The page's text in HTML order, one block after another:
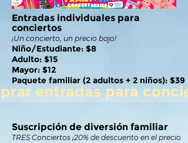
Entradas individuales para
conciertos
¡Un concierto, un precio bajo!
Niño/Estudiante: $8
Adulto: $15
Mayor: $12
Paquete familiar (2 adultos + 2 niños): $39
entradas para
Suscripción de diversión familiar
TRES Conciertos ¡20% de descuento en el precio